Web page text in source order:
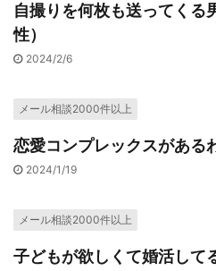
自撮りを何枚も送ってくる
性）
2024/2/6
メール相談2000件以上
恋愛コンプレックスがある
2024/1/19
メール相談2000件以上
子どもが欲しくて婚活して